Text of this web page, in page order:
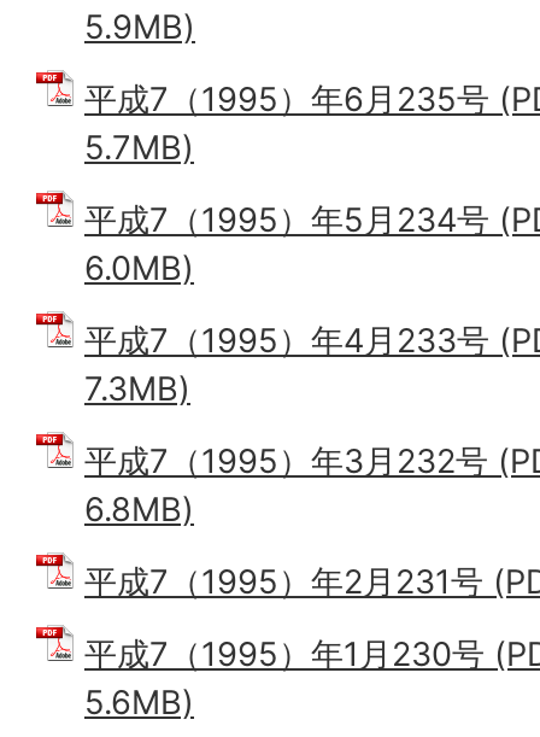
5.9MB)
平成7（1995）年6月235号
5.7MB)
平成7（1995）年5月234号
6.0MB)
平成7（1995）年4月233号
7.3MB)
平成7（1995）年3月232号
6.8MB)
平成7（1995）年2月231号
平成7（1995）年1月230号
5.6MB)